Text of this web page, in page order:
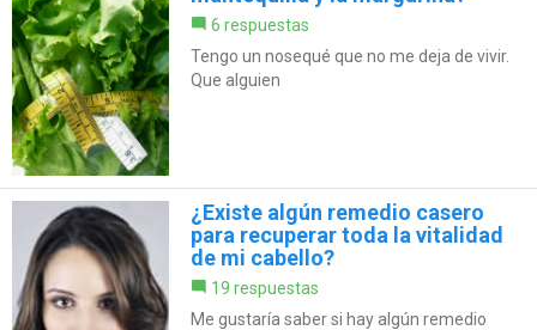
6 respuestas
Tengo un nosequé que no me deja de vivir.
Que alguien
¿Existe algún remedio casero
para recuperar toda la vitalidad
de mi cabello?
19 respuestas
Me gustaría saber si hay algún remedio